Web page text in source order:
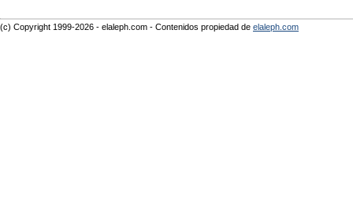
(c) Copyright 1999-2026 - elaleph.com - Contenidos propiedad de elaleph.com